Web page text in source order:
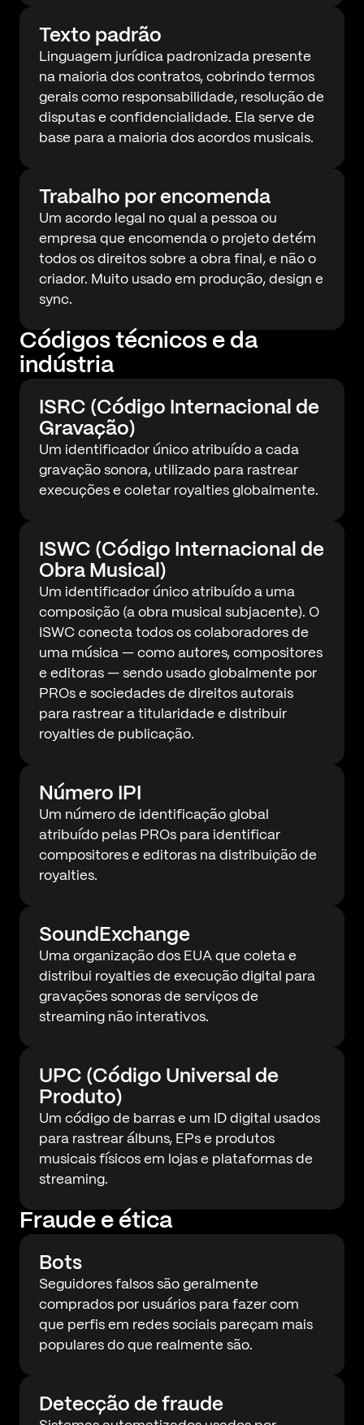
Texto padrão
Linguagem jurídica padronizada presente
na maioria dos contratos, cobrindo termos
gerais como responsabilidade, resolução de
disputas e confidencialidade. Ela serve de
base para a maioria dos acordos musicais.
Trabalho por encomenda
Um acordo legal no qual a pessoa ou
empresa que encomenda o projeto detém
todos os direitos sobre a obra final, e não o
criador. Muito usado em produção, design e
sync.
Códigos técnicos e da
indústria
ISRC (Código Internacional de
Gravação)
Um identificador único atribuído a cada
gravação sonora, utilizado para rastrear
execuções e coletar royalties globalmente.
ISWC (Código Internacional de
Obra Musical)
Um identificador único atribuído a uma
composição (a obra musical subjacente). O
ISWC conecta todos os colaboradores de
uma música — como autores, compositores
e editoras — sendo usado globalmente por
PROs e sociedades de direitos autorais
para rastrear a titularidade e distribuir
royalties de publicação.
Número IPI
Um número de identificação global
atribuído pelas PROs para identificar
compositores e editoras na distribuição de
royalties.
SoundExchange
Uma organização dos EUA que coleta e
distribui royalties de execução digital para
gravações sonoras de serviços de
streaming não interativos.
UPC (Código Universal de
Produto)
Um código de barras e um ID digital usados
para rastrear álbuns, EPs e produtos
musicais físicos em lojas e plataformas de
streaming.
Fraude e ética
Bots
Seguidores falsos são geralmente
comprados por usuários para fazer com
que perfis em redes sociais pareçam mais
populares do que realmente são.
Detecção de fraude